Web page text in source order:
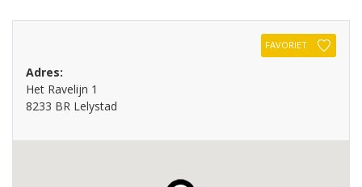
FAVORIET
Adres:
Het Ravelijn 1
8233 BR Lelystad